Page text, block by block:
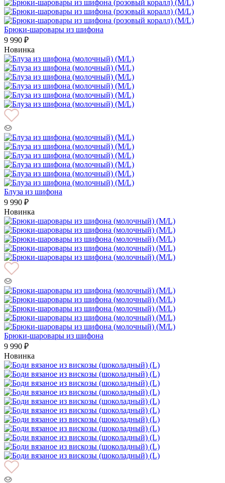
Брюки-шаровары из шифона
9 990 ₽
Новинка
Блуза из шифона
9 990 ₽
Новинка
Брюки-шаровары из шифона
9 990 ₽
Новинка